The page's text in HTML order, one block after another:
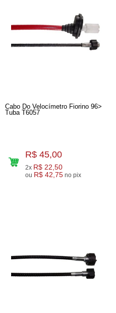
Cabo Do Velocímetro Fiorino 96>
Tuba T6057
R$ 45,00
2x R$ 22,50
ou R$ 42,75 no pix